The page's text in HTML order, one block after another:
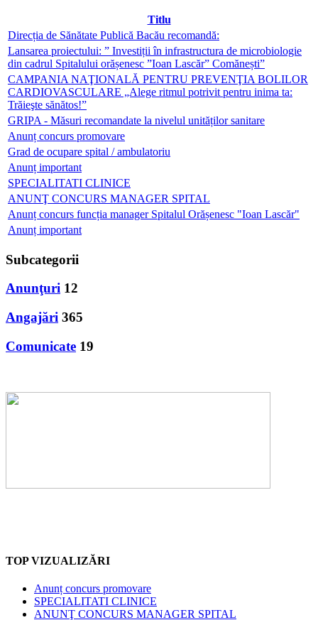
Titlu
Direcția de Sănătate Publică Bacău recomandă:
Lansarea proiectului: ” Investiții în infrastructura de microbiologie
din cadrul Spitalului orășenesc ”Ioan Lascăr” Comănești”
CAMPANIA NAŢIONALĂ PENTRU PREVENŢIA BOLILOR
CARDIOVASCULARE „Alege ritmul potrivit pentru inima ta:
Trăieşte sănătos!”
GRIPA - Măsuri recomandate la nivelul unităților sanitare
Anunț concurs promovare
Grad de ocupare spital / ambulatoriu
Anunț important
SPECIALITATI CLINICE
ANUNŢ CONCURS MANAGER SPITAL
Anunț concurs funcția manager Spitalul Orășenesc "Ioan Lascăr"
Anunț important
Subcategorii
Anunţuri 12
Angajări 365
Comunicate 19
TOP VIZUALIZĂRI
Anunț concurs promovare
SPECIALITATI CLINICE
ANUNŢ CONCURS MANAGER SPITAL